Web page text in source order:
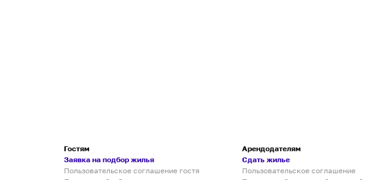
Гостям
Заявка на подбор жилья
Пользовательское соглашение гостя
Арендодателям
Сдать жилье
Пользовательское соглашение